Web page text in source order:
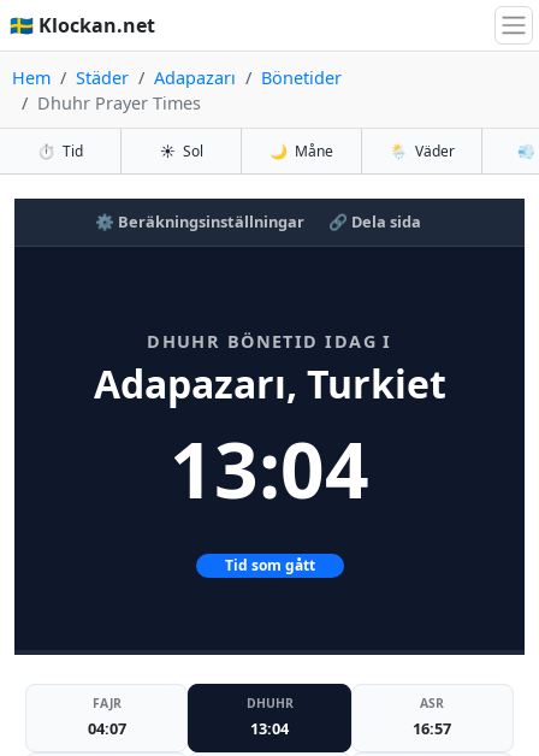
🇸🇪 Klockan.net
Hem Städer Adapazarı
Bönetider
Dhuhr Prayer Times
⏱️ Tid ☀️ Sol 🌙 Måne 🌦️ Väder 💨
⚙️ Beräkningsinställningar 🔗 Dela sida
DHUHR BÖNETID IDAG I
Adapazarı, Turkiet
13:04
Tid som gått
FAJR
04:07
DHUHR
13:04
ASR
16:57